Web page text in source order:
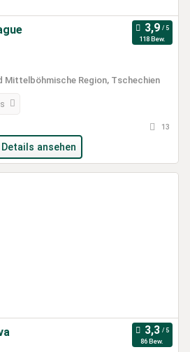
118 Bew.
Mittelböhmische Region, Tschechien
13
Details ansehen
86 Bew.